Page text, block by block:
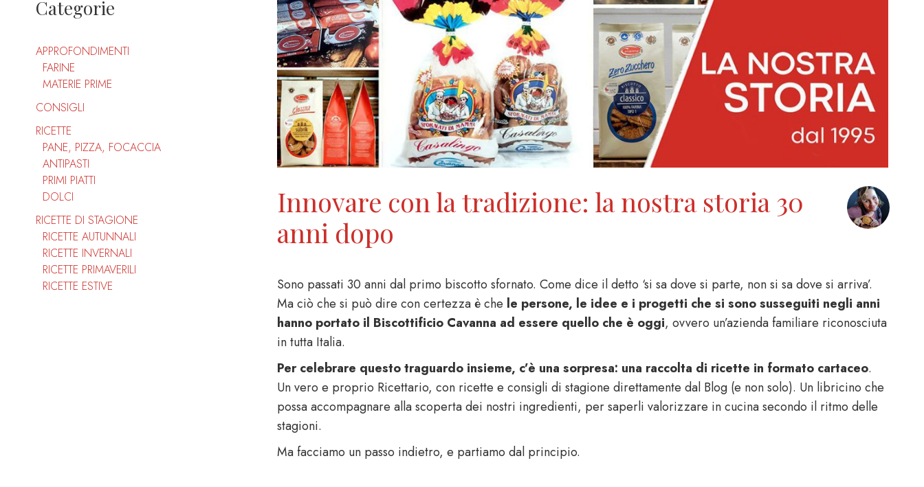
Categorie
APPROFONDIMENTI
FARINE
MATERIE PRIME
CONSIGLI
RICETTE
PANE, PIZZA, FOCACCIA
ANTIPASTI
PRIMI PIATTI
DOLCI
RICETTE DI STAGIONE
RICETTE AUTUNNALI
RICETTE INVERNALI
RICETTE PRIMAVERILI
RICETTE ESTIVE
Innovare con la tradizione: la nostra storia 30
anni dopo
Sono passati 30 anni dal primo biscotto sfornato. Come dice il detto ‘si sa dove si parte, non si sa dove si arriva’.
Ma ciò che si può dire con certezza è che le persone, le idee e i progetti che si sono susseguiti negli anni
hanno portato il Biscottificio Cavanna ad essere quello che è oggi, ovvero un’azienda familiare riconosciuta
in tutta Italia.
Per celebrare questo traguardo insieme, c’è una sorpresa: una raccolta di ricette in formato cartaceo.
Un vero e proprio Ricettario, con ricette e consigli di stagione direttamente dal Blog (e non solo). Un libricino che
possa accompagnare alla scoperta dei nostri ingredienti, per saperli valorizzare in cucina secondo il ritmo delle
stagioni.
Ma facciamo un passo indietro, e partiamo dal principio.